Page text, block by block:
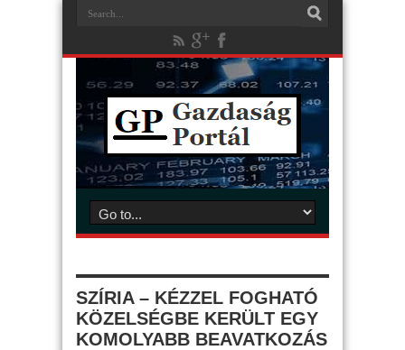
SZÍRIA – KÉZZEL FOGHATÓ
KÖZELSÉGBE KERÜLT EGY
KOMOLYABB BEAVATKOZÁS